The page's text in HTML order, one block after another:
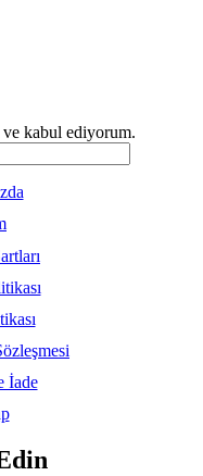
kabul ediyorum.
İade